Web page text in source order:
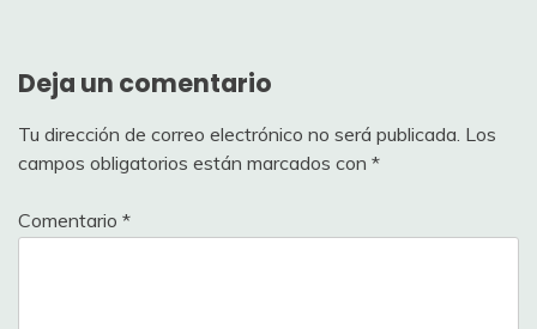
Deja un comentario
Tu dirección de correo electrónico no será publicada. Los
campos obligatorios están marcados con *
Comentario *